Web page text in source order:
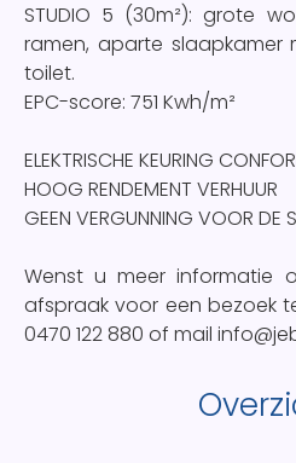
STUDIO 5 (30m²): grote
ramen, aparte
toilet.
EPC-score: 751 Kwh/m²
ELEKTRISCHE KEURING
HOOG RENDEMENT VERHUUR
GEEN VERGUNNING VOOR DE
Wenst u meer informatie
afspraak voor een bezoek
0470 122 880 of mail